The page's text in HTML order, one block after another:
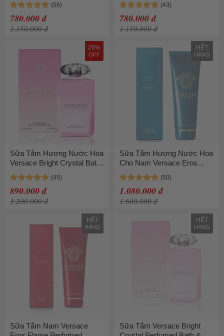
200ml
780.000 đ
1.150.000 đ
Gel 200ml
780.000 đ
1.150.000 đ
26%
OFF
Sữa Tắm Hương Nước Hoa
Versace Bright Crystal Bath
& Shower Gel 200ml
890.000 đ
1.200.000 đ
HẾT
HÀNG
Sữa Tắm Hương Nước Hoa
Cho Nam Versace Eros
Shower Gel 250ml
1.080.000 đ
1.600.000 đ
HẾT
HÀNG
Sữa Tắm Nam Versace
HẾT
HÀNG
Sữa Tắm Versace Bright